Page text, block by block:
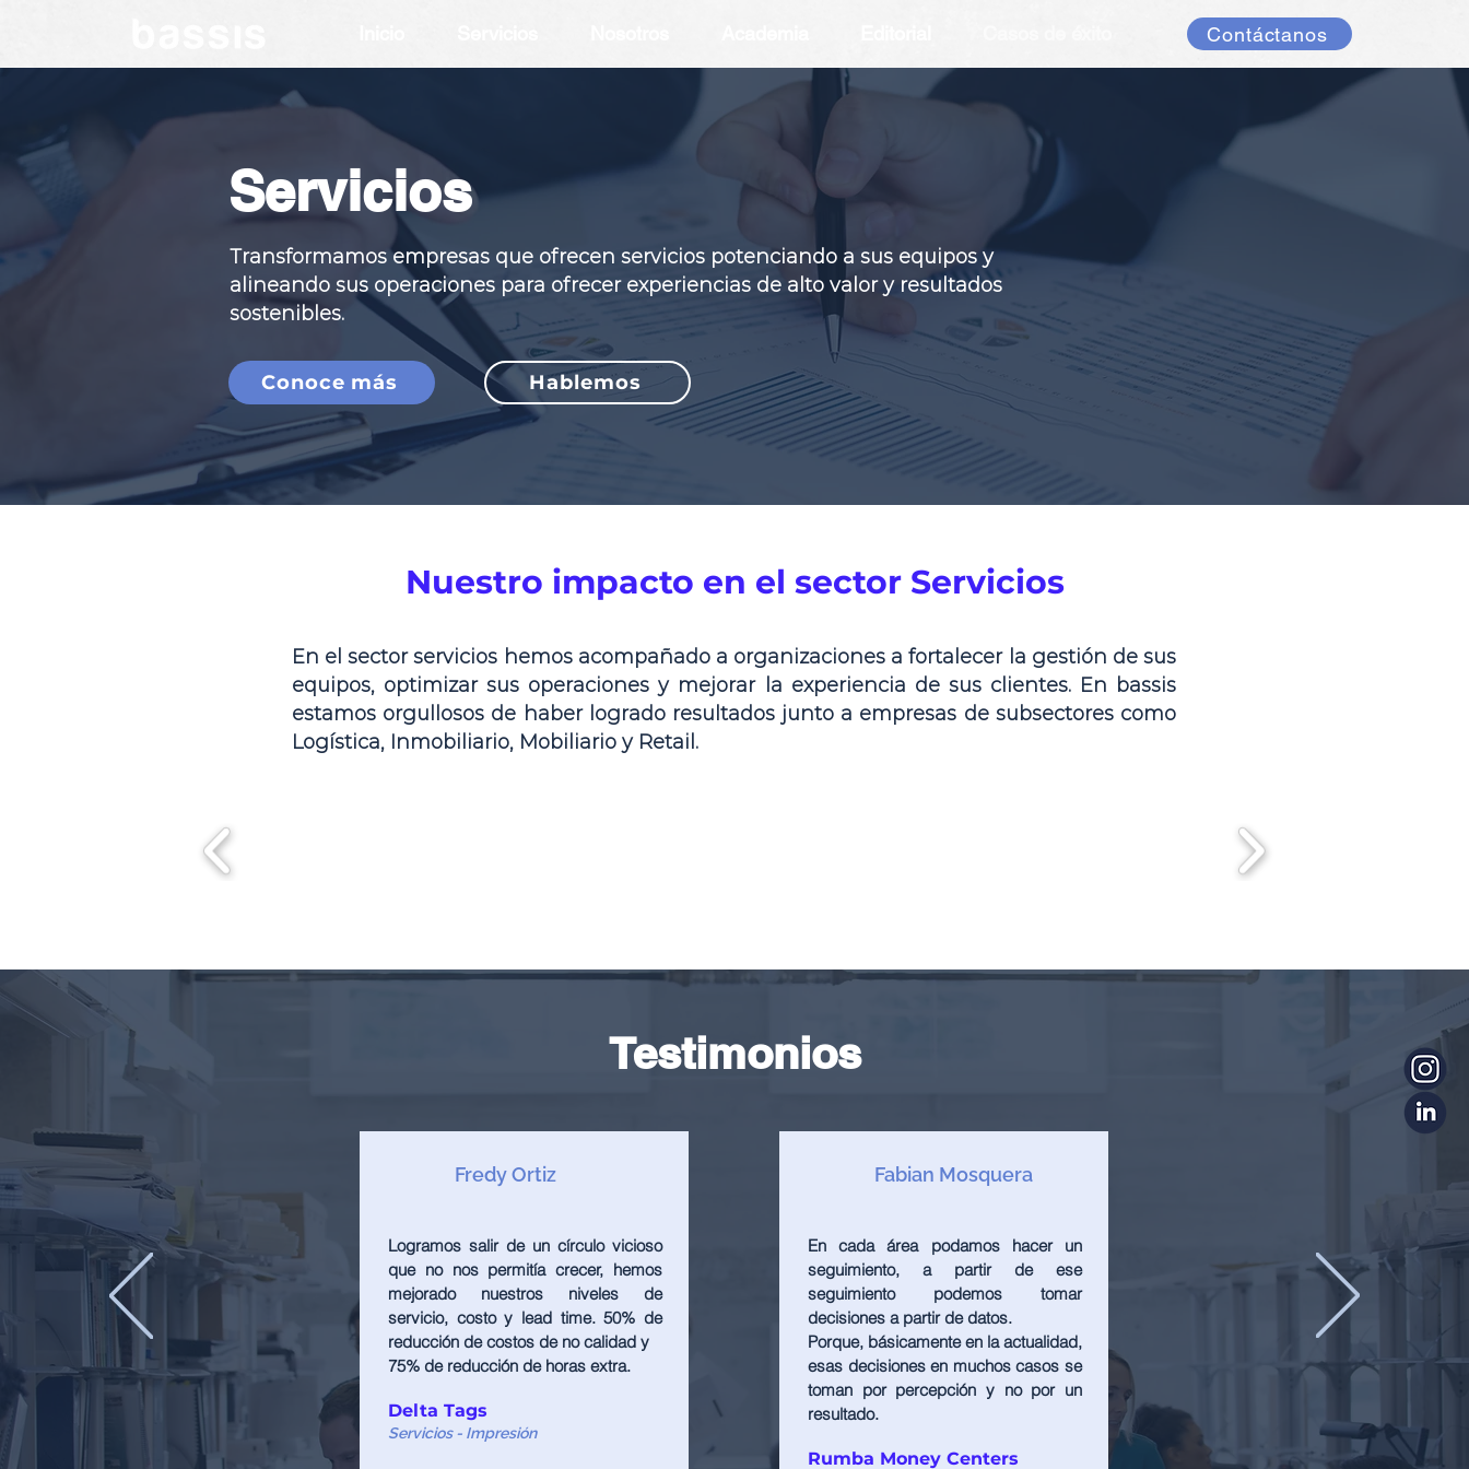
Contáctanos
Servicios
Transformamos empresas que ofrecen servicios potenciando a sus equipos y
alineando sus operaciones para ofrecer experiencias de alto valor y resultados
sostenibles.
Conoce más Hablemos
Nuestro impacto en el sector Servicios
En el sector servicios hemos acompañado a organizaciones a fortalecer la gestión de sus
equipos, optimizar sus operaciones y mejorar la experiencia de sus clientes. En bassis
estamos orgullosos de haber logrado resultados junto a empresas de subsectores como
Logística, Inmobiliario, Mobiliario y Retail.
Testimonios
Fredy Ortiz
Logramos salir de un círculo vicioso
que no nos permitía crecer, hemos
mejorado nuestros niveles de
servicio, costo y lead time. 50% de
reducción de costos de no calidad y
75% de reducción de horas extra.
Delta Tags
Servicios - Impresión
Fabian Mosquera
En cada área podamos hacer un
seguimiento, a partir de ese
seguimiento podemos tomar
decisiones a partir de datos.
Porque, básicamente en la actualidad,
esas decisiones en muchos casos se
toman por percepción y no por un
resultado.
Rumba Money Centers